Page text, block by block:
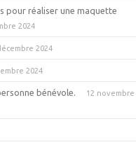
pour réaliser une maquette
2024
2024
2024
bénévole.
12 novembre